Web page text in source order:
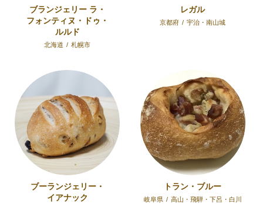
ブランジェリー ラ・
フォンティヌ・ドゥ・
ルルド
北海道 / 札幌市
レガル
京都府 / 宇治・南山城
ブーランジェリー・
イアナック
トラン・ブルー
岐阜県 / 高山・飛騨・下呂・白川